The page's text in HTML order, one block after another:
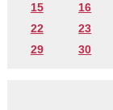
15
16
22
23
29
30